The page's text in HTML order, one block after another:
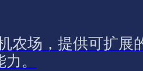
农场，提供可扩展
。